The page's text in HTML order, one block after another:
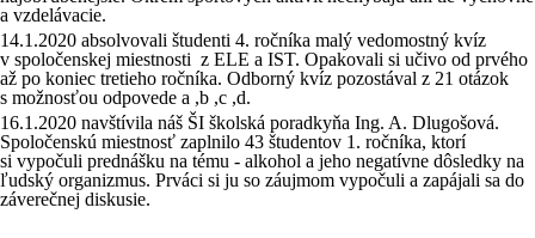
a vzdelávacie.
14.1.2020 absolvovali študenti 4. ročníka malý vedomostný kvíz
v spoločenskej miestnosti z ELE a IST. Opakovali si učivo od prvého
až po koniec tretieho ročníka. Odborný kvíz pozostával z 21 otázok
s možnosťou odpovede a ,b ,c ,d.
16.1.2020 navštívila náš ŠI školská poradkyňa Ing. A. Dlugošová.
Spoločenskú miestnosť zaplnilo 43 študentov 1. ročníka, ktorí
si vypočuli prednášku na tému - alkohol a jeho negatívne dôsledky na
ľudský organizmus. Prváci si ju so záujmom vypočuli a zapájali sa do
záverečnej diskusie.